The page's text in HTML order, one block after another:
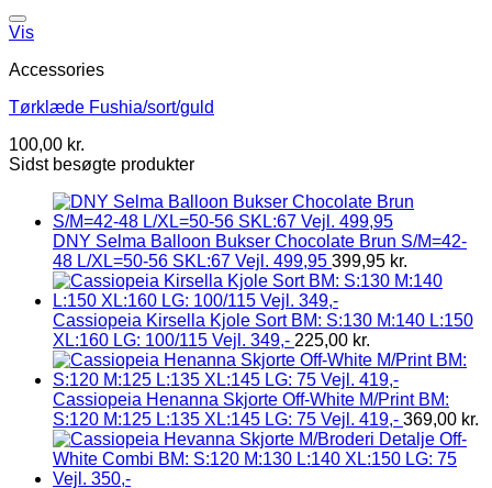
Vis
Accessories
Tørklæde Fushia/sort/guld
100,00 kr.
Sidst besøgte produkter
DNY Selma Balloon Bukser Chocolate Brun S/M=42-
48 L/XL=50-56 SKL:67 Vejl. 499,95 399,95 kr.
Cassiopeia Kirsella Kjole Sort BM: S:130 M:140 L:150
XL:160 LG: 100/115 Vejl. 349,- 225,00 kr.
Cassiopeia Henanna Skjorte Off-White M/Print BM:
S:120 M:125 L:135 XL:145 LG: 75 Vejl. 419,- 369,00 kr.